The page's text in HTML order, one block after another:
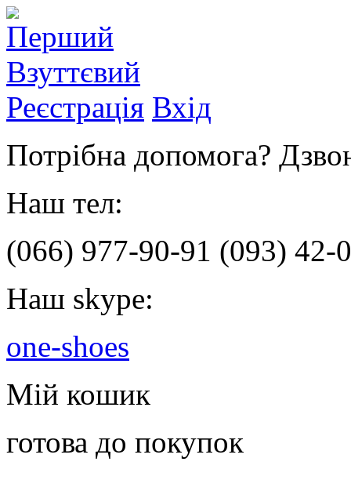
Реєстрація Вхід
Потрібна допомога?
Наш тел:
(066) 977-90-91 (093) 42-
Наш skype:
one-shoes
Мій кошик
готова до покупок